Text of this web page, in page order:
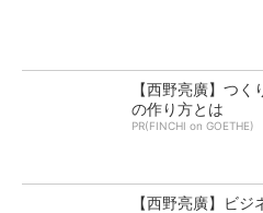
【西野亮廣】つ
の作り方とは
PR(FINCHI on GOETHE)
【西野亮廣】ビ